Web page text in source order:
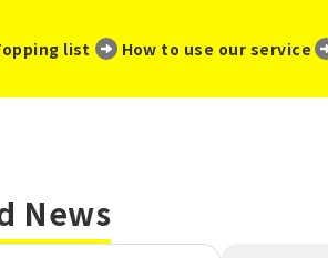
list How to use our service
News